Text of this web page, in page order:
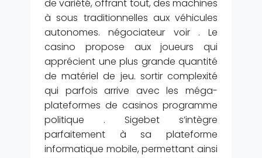
de variété, offrant tout, des machines
à sous traditionnelles aux véhicules
autonomes. négociateur voir . Le
casino propose aux joueurs qui
apprécient une plus grande quantité
de matériel de jeu. sortir complexité
qui parfois arrive avec les méga-
plateformes de casinos programme
politique . Sigebet s’intègre
parfaitement à sa plateforme
informatique mobile, permettant ainsi